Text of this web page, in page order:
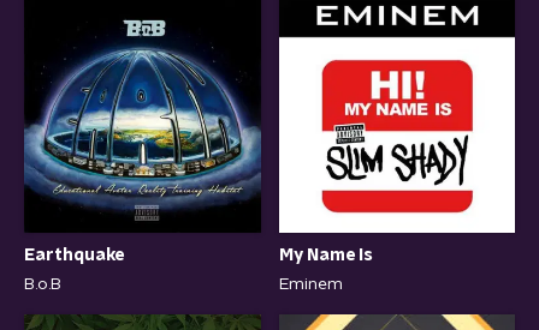
Earthquake
B.o.B
My Name Is
Eminem